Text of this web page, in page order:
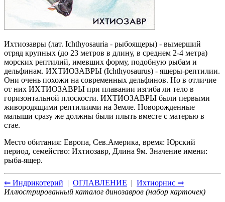
Ихтиозавры (лат. Ichthyosauria - рыбоящеры) - вымерший
отряд крупных (до 23 метров в длину, в среднем 2-4 метра)
морских рептилий, имевших форму, подобную рыбам и
дельфинам. ИХТИОЗАВРЫ (Ichthyosaurus) - ящеры-рептилии.
Они очень похожи на современных дельфинов. Но в отличие
от них ИХТИОЗАВРЫ при плавании изгиба ли тело в
горизонтальной плоскости. ИХТИОЗАВРЫ были первыми
живородящими рептилиями на Земле. Новорожденные
малыши сразу же должны были плыть вместе с матерью в
стае.
Место обитания: Европа, Сев.Америка, время: Юрский
период, семейство: Ихтиозавр, Длина 9м. Значение имени:
рыба-ящер.
⇐ Индрикотерий | ОГЛАВЛЕНИЕ | Ихтиорнис ⇒
Иллюстрированный каталог динозавров (набор карточек)